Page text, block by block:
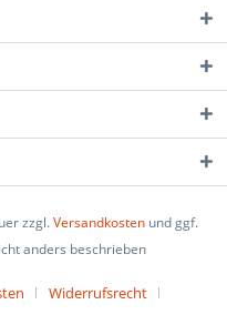
zzgl.Versandkosten und ggf.
anders beschrieben
Widerrufsrecht